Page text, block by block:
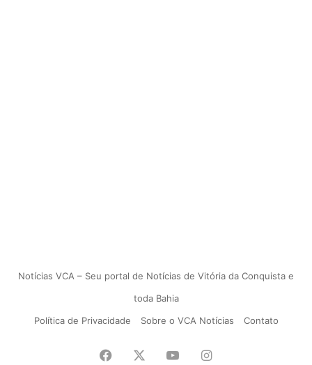
Notícias VCA – Seu portal de Notícias de Vitória da Conquista e
toda Bahia
Política de Privacidade
Sobre o VCA Notícias Contato
Facebook YouTubeInstagram